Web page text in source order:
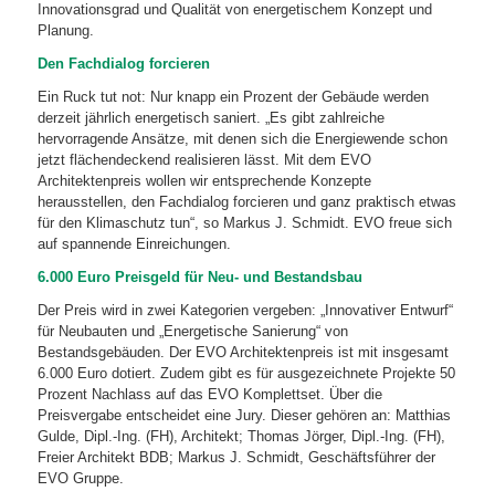
Innovationsgrad und Qualität von energetischem Konzept und
Planung.
Den Fachdialog forcieren
Ein Ruck tut not: Nur knapp ein Prozent der Gebäude werden
derzeit jährlich energetisch saniert. „Es gibt zahlreiche
hervorragende Ansätze, mit denen sich die Energiewende schon
jetzt flächendeckend realisieren lässt. Mit dem EVO
Architektenpreis wollen wir entsprechende Konzepte
herausstellen, den Fachdialog forcieren und ganz praktisch etwas
für den Klimaschutz tun“, so Markus J. Schmidt. EVO freue sich
auf spannende Einreichungen.
6.000 Euro Preisgeld für Neu- und Bestandsbau
Der Preis wird in zwei Kategorien vergeben: „Innovativer Entwurf“
für Neubauten und „Energetische Sanierung“ von
Bestandsgebäuden. Der EVO Architektenpreis ist mit insgesamt
6.000 Euro dotiert. Zudem gibt es für ausgezeichnete Projekte 50
Prozent Nachlass auf das EVO Komplettset. Über die
Preisvergabe entscheidet eine Jury. Dieser gehören an: Matthias
Gulde, Dipl.-Ing. (FH), Architekt; Thomas Jörger, Dipl.-Ing. (FH),
Freier Architekt BDB; Markus J. Schmidt, Geschäftsführer der
EVO Gruppe.